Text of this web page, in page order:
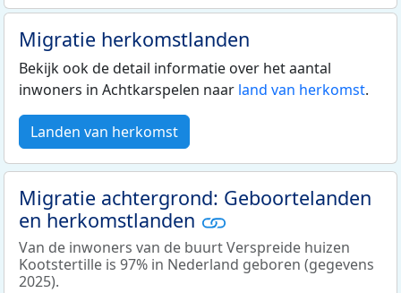
Migratie herkomstlanden
Bekijk ook de detail informatie over het aantal
inwoners in Achtkarspelen naar land van herkomst.
Landen van herkomst
Migratie achtergrond: Geboortelanden
en herkomstlanden
Van de inwoners van de buurt Verspreide huizen
Kootstertille is 97% in Nederland geboren (gegevens
2025).